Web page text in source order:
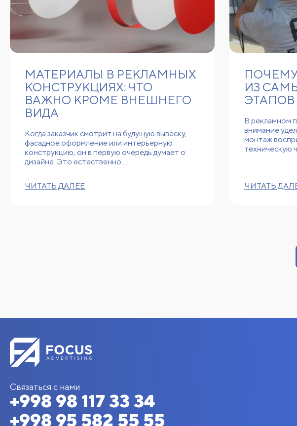
МАТЕРИАЛЫ В РЕКЛАМНЫХ
КОНСТРУКЦИЯХ: ЧТО
ВАЖНО КРОМЕ ВНЕШНЕГО
ВИДА
Когда заказчик смотрит на будущую вывеску,
фасадное оформление или интерьерную
конструкцию, он в первую очередь думает о
дизайне. Это естественно.…
ЧИТАТЬ ДАЛЕЕ
ИЗ
ЭТАПОВ
В рекламном
внимание
монтаж
техническую
ЧИТАТЬ
Связаться с нами
+998 98 117 33 34
+998 95 582 55 55